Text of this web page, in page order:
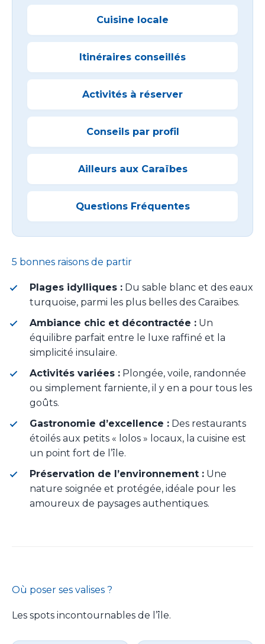
Cuisine locale
Itinéraires conseillés
Activités à réserver
Conseils par profil
Ailleurs aux Caraïbes
Questions Fréquentes
5 bonnes raisons de partir
Plages idylliques : Du sable blanc et des eaux
turquoise, parmi les plus belles des Caraïbes.
Ambiance chic et décontractée : Un
équilibre parfait entre le luxe raffiné et la
simplicité insulaire.
Activités variées : Plongée, voile, randonnée
ou simplement farniente, il y en a pour tous les
goûts.
Gastronomie d’excellence : Des restaurants
étoilés aux petits « lolos » locaux, la cuisine est
un point fort de l’île.
Préservation de l’environnement : Une
nature soignée et protégée, idéale pour les
amoureux de paysages authentiques.
Où poser ses valises ?
Les spots incontournables de l’île.